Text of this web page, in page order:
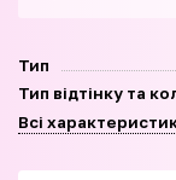
Тип
Тип відтінку та
Всі